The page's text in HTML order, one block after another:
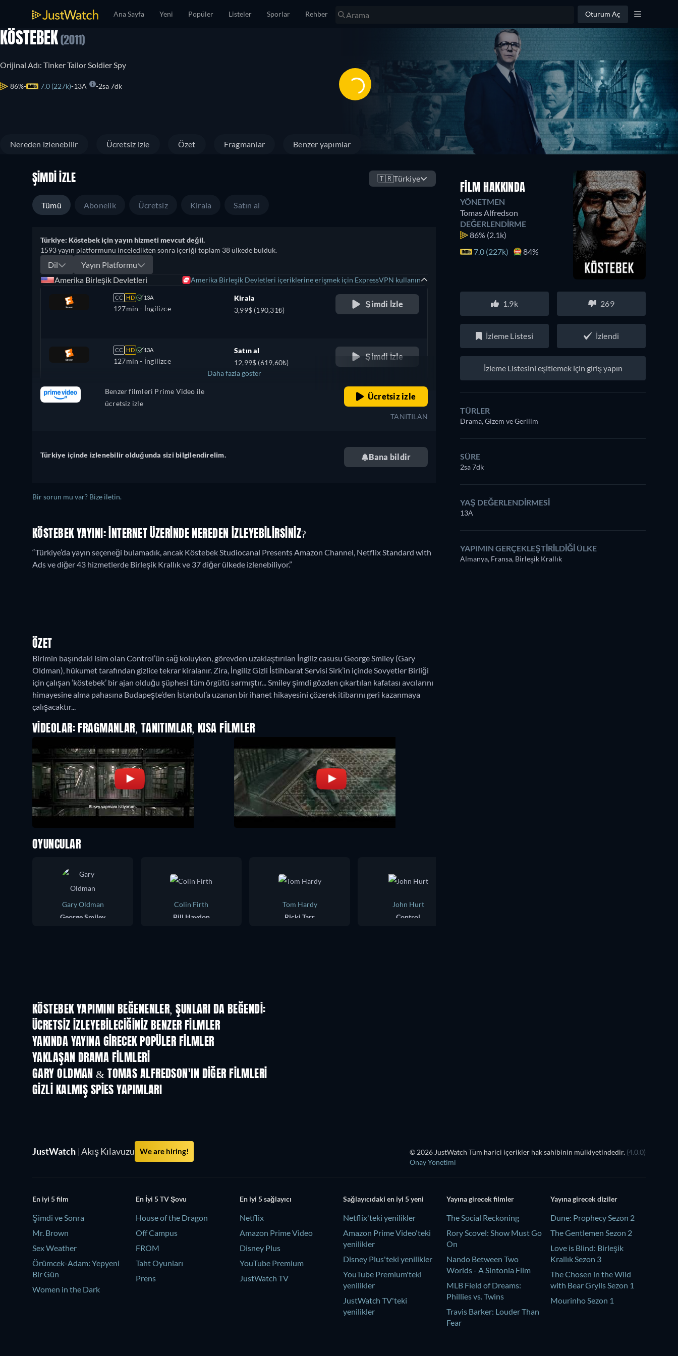
Ana Sayfa Yeni Popüler Listeler Sporlar Rehber Oturum Aç
KÖSTEBEK (2011)
Orijinal Adı: Tinker Tailor Soldier Spy
86% 7.0 (227k) 13A 2sa 7dk
Nereden izlenebilir Ücretsiz izle Özet Fragmanlar Benzer yapımlar
ŞIMDI İZLE 🇹🇷Türkiye
Tümü Abonelik Ücretsiz Kirala Satın al
Türkiye: Köstebek için yayın hizmeti mevcut değil.
1593 yayın platformunu inceledikten sonra içeriği toplam 38 ülkede bulduk.
Dil
Yayın Platformu
Amerika Birleşik Devletleri
Amerika Birleşik Devletleri içeriklerine erişmek için ExpressVPN kullanın
CC HD 13A
127min - İngilizce
Kirala
3,99$ (190,31₺)
Şimdi İzle
CC HD 13A
127min - İngilizce
Satın al
12,99$ (619,60₺)
Şimdi İzle
Brezilya
Daha fazla göster
Benzer filmleri Prime Video ile
ücretsiz izle
Ücretsiz izle
TANITILAN
Türkiye içinde izlenebilir olduğunda sizi bilgilendirelim. Bana bildir
Bir sorun mu var? Bize iletin.
KÖSTEBEK YAYINI: İNTERNET ÜZERINDE NEREDEN IZLEYEBILIRSINIZ?
“Türkiye’da yayın seçeneği bulamadık, ancak Köstebek Studiocanal Presents Amazon Channel, Netflix Standard with
Ads ve diğer 43 hizmetlerde Birleşik Krallık ve 37 diğer ülkede izlenebiliyor.”
ÖZET
Birimin başındaki isim olan Control’ün sağ koluyken, görevden uzaklaştırılan İngiliz casusu George Smiley (Gary
Oldman), hükumet tarafından gizlice tekrar kiralanır. Zira, İngiliz Gizli İstihbarat Servisi Sirk’in içinde Sovyetler Birliği
için çalışan ’köstebek’ bir ajan olduğu şüphesi tüm örgütü sarmıştır... Smiley şimdi gözden çıkartılan kafatası avcılarını
himayesine alma pahasına Budapeşte’den İstanbul’a uzanan bir ihanet hikayesini çözerek itibarını geri kazanmaya
çalışacaktır...
VIDEOLAR: FRAGMANLAR, TANITIMLAR, KISA FILMLER
FILM HAKKINDA
YÖNETMEN
Tomas Alfredson
DEĞERLENDIRME
86% (2.1k)
7.0 (227k)
84%
1.9k 269
İzleme Listesi İzlendi
İzleme Listesini eşitlemek için giriş yapın
TÜRLER
Drama, Gizem ve Gerilim
SÜRE
2sa 7dk
YAŞ DEĞERLENDIRMESI
13A
YAPIMIN GERÇEKLEŞTIRILDIĞI ÜLKE
Almanya, Fransa, Birleşik Krallık
OYUNCULAR
Gary Oldman
George Smiley
Colin Firth
Bill Haydon
Tom Hardy
Ricki Tarr
John Hurt
Control
KÖSTEBEK YAPIMINI BEĞENENLER, ŞUNLARI DA BEĞENDI:
ÜCRETSIZ IZLEYEBILECIĞINIZ BENZER FILMLER
YAKINDA YAYINA GIRECEK POPÜLER FILMLER
YAKLAŞAN DRAMA FILMLERI
GARY OLDMAN & TOMAS ALFREDSON'IN DIĞER FILMLERI
GIZLI KALMIŞ SPIES YAPIMLARI
TV
JustWatch | Akış Kılavuzu We are hiring! © 2026 JustWatch Tüm harici içerikler hak sahibinin mülkiyetindedir. (4.0.0)
Onay Yönetimi
En iyi 5 film
Şimdi ve Sonra
Mr. Brown
Sex Weather
Örümcek-Adam: Yepyeni
Bir Gün
Women in the Dark
En İyi 5 TV Şovu
House of the Dragon
Off Campus
FROM
Taht Oyunları
Prens
En iyi 5 sağlayıcı
Netflix
Amazon Prime Video
Disney Plus
YouTube Premium
JustWatch TV
Sağlayıcıdaki en iyi 5 yeni
Netflix'teki yenilikler
Amazon Prime Video'teki
yenilikler
Disney Plus'teki yenilikler
YouTube Premium'teki
yenilikler
JustWatch TV'teki
yenilikler
Yayına girecek filmler
The Social Reckoning
Rory Scovel: Show Must Go
On
Nando Between Two
Worlds - A Sintonia Film
MLB Field of Dreams:
Phillies vs. Twins
Travis Barker: Louder Than
Fear
Yayına girecek diziler
Dune: Prophecy Sezon 2
The Gentlemen Sezon 2
Love is Blind: Birleşik
Krallık Sezon 3
The Chosen in the Wild
with Bear Grylls Sezon 1
Mourinho Sezon 1